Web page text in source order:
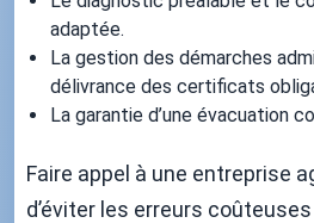
adaptée.
La gestion des démarches
délivrance des certificats
La garantie d’une évacuation
Faire appel à une entreprise
d’éviter les erreurs